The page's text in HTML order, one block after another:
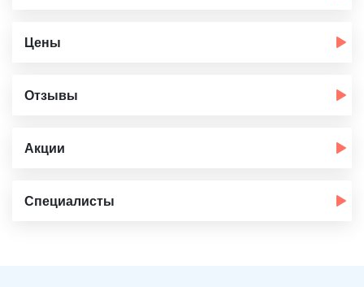
Цены
Отзывы
Акции
Специалисты